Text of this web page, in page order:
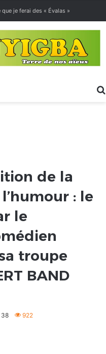
je ferai des « Évalas »
de la
: le
le
troupe
BAND
38 922